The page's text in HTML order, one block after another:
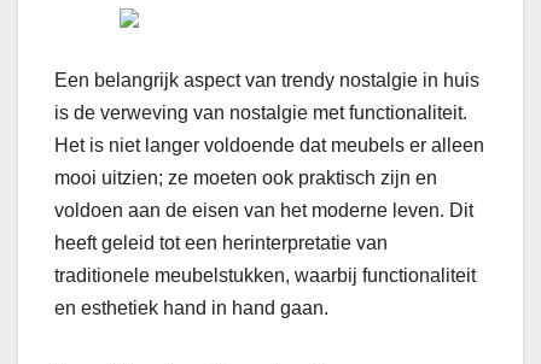
Een belangrijk aspect van trendy nostalgie in huis
is de verweving van nostalgie met functionaliteit.
Het is niet langer voldoende dat meubels er alleen
mooi uitzien; ze moeten ook praktisch zijn en
voldoen aan de eisen van het moderne leven. Dit
heeft geleid tot een herinterpretatie van
traditionele meubelstukken, waarbij functionaliteit
en esthetiek hand in hand gaan.